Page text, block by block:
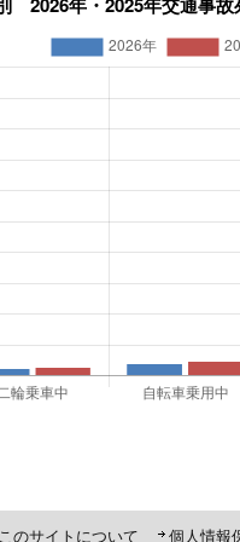
このサイトについて 個人情報